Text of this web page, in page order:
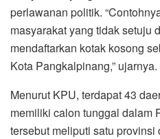
perlawanan politik.
masyarakat yang tidak setuju
mendaftarkan kotak kosong
Kota Pangkalpinang,” ujarnya.
Menurut KPU, terdapat 43
memiliki calon tunggal dalam
tersebut meliputi satu